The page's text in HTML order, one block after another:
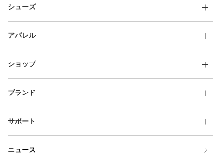
シューズ
アパレル
ショップ
ブランド
サポート
ニュース